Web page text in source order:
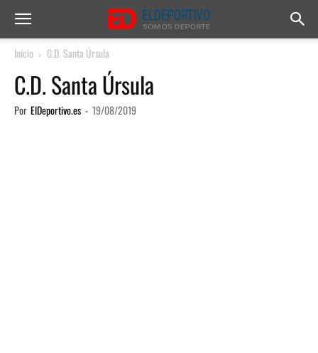
Inicio C.D. Santa Úrsula
C.D. Santa Úrsula
Por ElDeportivo.es - 19/08/2019